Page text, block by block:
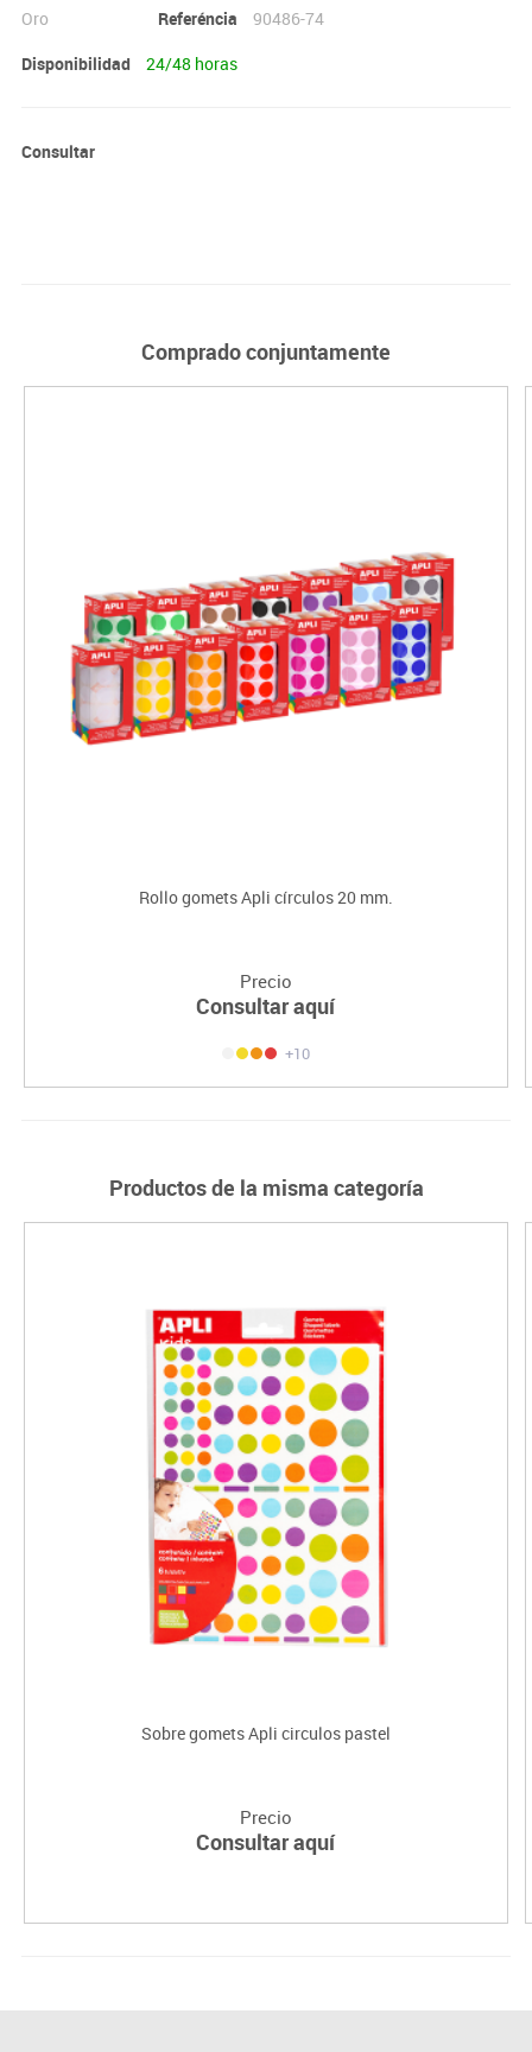
Oro Referéncia
90486-74
Disponibilidad
24/48 horas
Consultar
Comprado conjuntamente
Rollo gomets Apli círculos 20 mm.
Precio
Consultar aquí
+10
Productos de la misma categoría
Sobre gomets Apli circulos pastel
Precio
Consultar aquí